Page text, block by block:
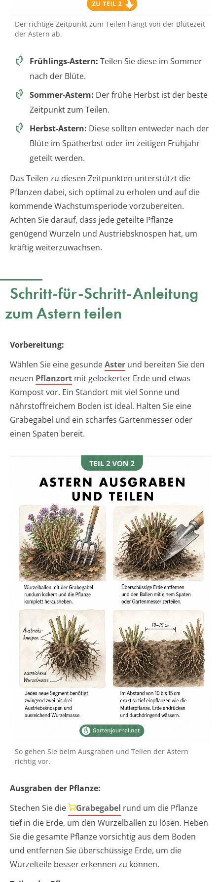
Der richtige Zeitpunkt zum Teilen hängt von der Blütezeit
der Astern ab.
Frühlings-Astern: Teilen Sie diese im Sommer
nach der Blüte.
Sommer-Astern: Der frühe Herbst ist der beste
Zeitpunkt zum Teilen.
Herbst-Astern: Diese sollten entweder nach der
Blüte im Spätherbst oder im zeitigen Frühjahr
geteilt werden.
Das Teilen zu diesen Zeitpunkten unterstützt die
Pflanzen dabei, sich optimal zu erholen und auf die
kommende Wachstumsperiode vorzubereiten.
Achten Sie darauf, dass jede geteilte Pflanze
genügend Wurzeln und Austriebsknospen hat, um
kräftig weiterzuwachsen.
Schritt-für-Schritt-Anleitung
zum Astern teilen
Vorbereitung:
Wählen Sie eine gesundeAster und bereiten Sie den
neuen Pflanzort mit gelockerter Erde und etwas
Kompost vor. Ein Standort mit viel Sonne und
nährstoffreichem Boden ist ideal. Halten Sie eine
Grabegabel und ein scharfes Gartenmesser oder
einen Spaten bereit.
So gehen Sie beim Ausgraben und Teilen der Astern
richtig vor.
Ausgraben der Pflanze:
Stechen Sie die
Grabegabel rund um die Pflanze
tief in die Erde, um den Wurzelballen zu lösen. Heben
Sie die gesamte Pflanze vorsichtig aus dem Boden
und entfernen Sie überschüssige Erde, um die
Wurzelteile besser erkennen zu können.